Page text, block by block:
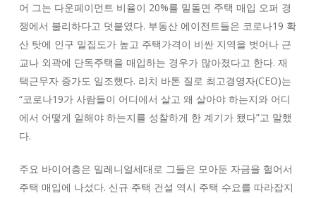
어 그는 다운페이먼트 비율이 20%를 밑돌면 주택 매입 오퍼 경
쟁에서 불리하다고 덧붙였다. 부동산 에이전트들은 코로나19 확
산 탓에 인구 밀집도가 높고 주택가격이 비싼 지역을 벗어나 근
교나 외곽에 단독주택을 매입하는 경우가 많아졌다고 한다. 재
택근무자 증가도 일조했다. 리치 바톤 질로 최고경영자(CEO)는
“코로나19가 사람들이 어디에서 살고 왜 살아야 하는지와 어디
에서 어떻게 일해야 하는지를 성찰하게 한 계기가 됐다”고 말했
다.
주요 바이어층은 밀레니얼세대로 그들은 모아둔 자금을 헐어서
주택 매입에 나섰다. 신규 주택 건설 역시 주택 수요를 따라잡지